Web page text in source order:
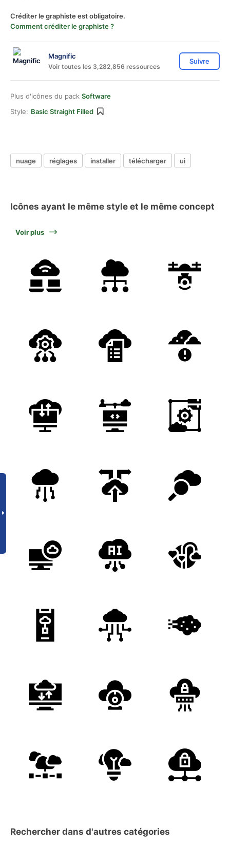
Créditer le graphiste est obligatoire.
Comment créditer le graphiste ?
Magnific
Voir toutes les 3,282,856 ressources
Suivre
Plus d'icônes du pack Software
Style: Basic Straight Filled
nuage réglages installer télécharger ui
Icônes ayant le même style et le même concept
Voir plus
Rechercher dans d'autres catégories